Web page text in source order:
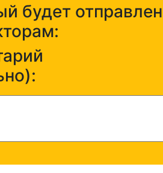
будет отправлен